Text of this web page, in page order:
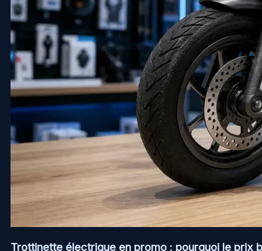
Trottinette électrique en promo : pourquoi le prix